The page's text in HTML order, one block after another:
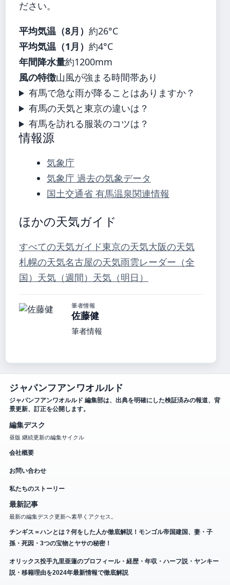
ださい。
平均気温（8月） 約26°C
平均気温（1月） 約4°C
年間降水量約1200mm
風の特徴山風が強まる時間帯あり
有馬で急な雨が降ることはありますか？
有馬の天気と東京の違いは？
有馬を訪れる服装のコツは？
情報源
気象庁
気象庁 過去の気象データ
国土交通省 有馬温泉関連情報
ほかの天気ガイド
すべての天気ガイド東京の天気大阪の天気
札幌の天気名古屋の天気雨雲レーダー（全
国） 天気（週間） 天気（明日）
筆者情報
佐藤健
筆者情報
ジャパンフアンワオルルド
ジャパンフアンワオルルド 編集部は、出典を明確にした検証済みの報道、背
景更新、訂正を公開します。
編集デスク
昼版 継続更新の編集サイクル
会社概要
お問い合わせ
私たちのストーリー
最新記事
最新の編集デスク更新へ素早くアクセス。
チンギス＝ハンとは？何をした人か徹底解説！モンゴル帝国建国、妻・子
孫・死因・3つの宝物とヤサの秘密！
オリックス投手九里亜蓮のプロフィール・経歴・年収・ハーフ説・ヤンキー
説・移籍理由を2024年最新情報で徹底解説